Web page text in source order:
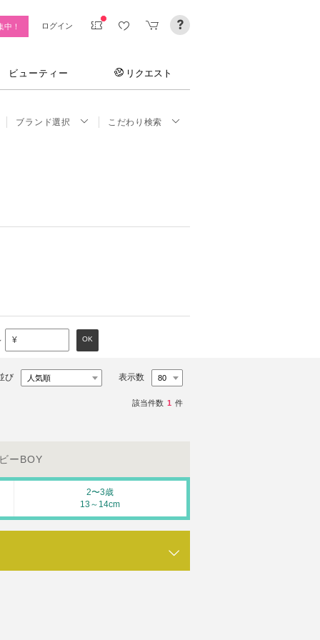
中！ ログイン
ビューティー リクエスト
ブランド選択 こだわり検索
¥ OK
び 表示数
該当件数 1 件
ーBOY
2〜3歳
13～14cm